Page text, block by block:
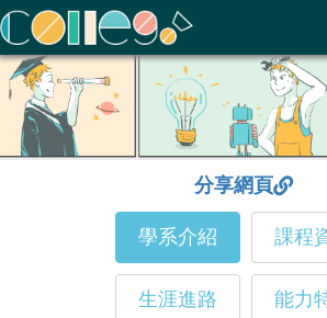
ColleGo! 大學選才與高中育才輔助系統
分享網頁
學系介紹 課程
生涯進路 能力